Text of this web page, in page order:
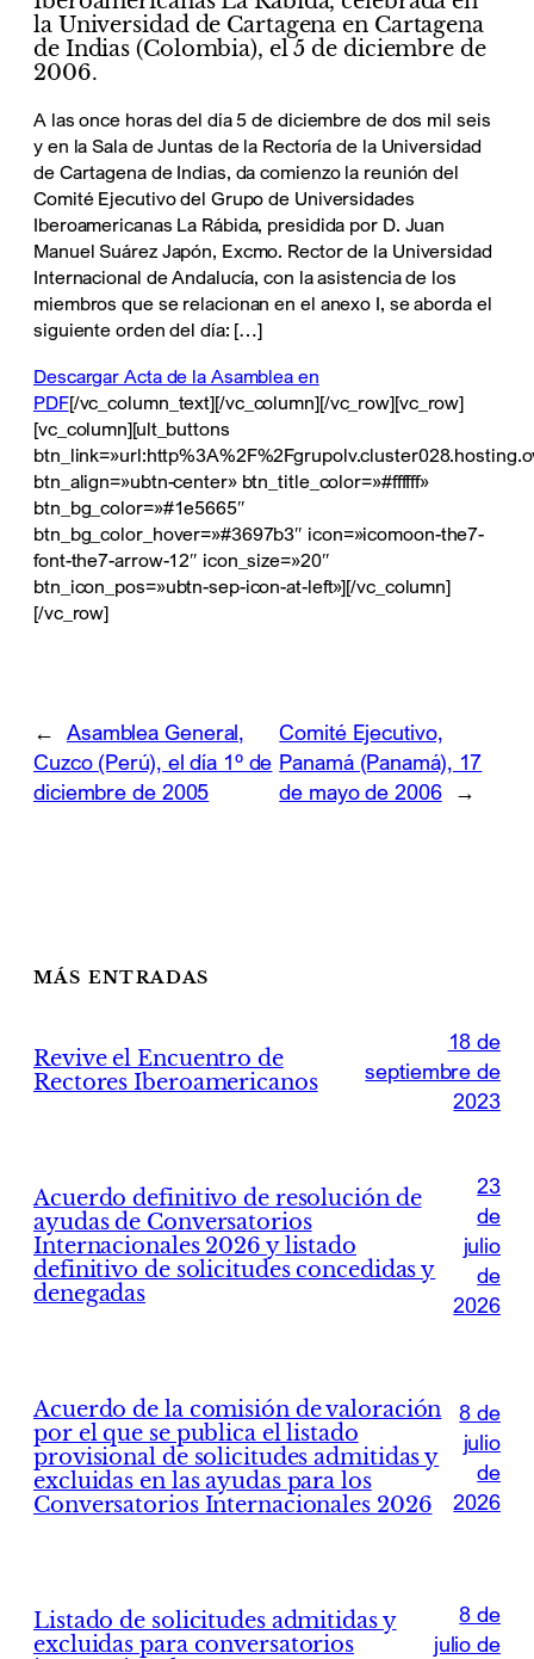
la Universidad de Cartagena en Cartagena
de Indias (Colombia), el 5 de diciembre de
2006.
A las once horas del día 5 de diciembre de dos mil seis
y en la Sala de Juntas de la Rectoría de la Universidad
de Cartagena de Indias, da comienzo la reunión del
Comité Ejecutivo del Grupo de Universidades
Iberoamericanas La Rábida, presidida por D. Juan
Manuel Suárez Japón, Excmo. Rector de la Universidad
Internacional de Andalucía, con la asistencia de los
miembros que se relacionan en el anexo I, se aborda el
siguiente orden del día: […]
Descargar Acta de la Asamblea en
PDF[/vc_column_text][/vc_column][/vc_row][vc_row]
[vc_column][ult_buttons
btn_align=»ubtn-center» btn_title_color=»#ffffff»
btn_bg_color=»#1e5665″
btn_bg_color_hover=»#3697b3″ icon=»icomoon-the7-
font-the7-arrow-12″ icon_size=»20″
btn_icon_pos=»ubtn-sep-icon-at-left»][/vc_column]
[/vc_row]
← Asamblea General,
Cuzco (Perú), el día 1º de
diciembre de 2005
Comité Ejecutivo,
Panamá (Panamá), 17
de mayo de 2006
→
MÁS ENTRADAS
Revive el Encuentro de
Rectores Iberoamericanos
18 de
septiembre de
2023
Acuerdo definitivo de resolución de
ayudas de Conversatorios
Internacionales 2026 y listado
definitivo de solicitudes concedidas y
denegadas
23
de
julio
de
2026
Acuerdo de la comisión de valoración
por el que se publica el listado
provisional de solicitudes admitidas y
excluidas en las ayudas para los
Conversatorios Internacionales 2026
8 de
julio
de
2026
Listado de solicitudes admitidas y
excluidas para conversatorios
8 de
julio de